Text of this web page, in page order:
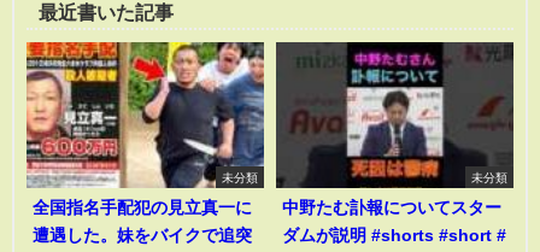
最近書いた記事
未分類
全国指名手配犯の見立真一に
遭遇した。妹をバイクで追突
未分類
中野たむ訃報についてスター
ダムが説明 #shorts #short #